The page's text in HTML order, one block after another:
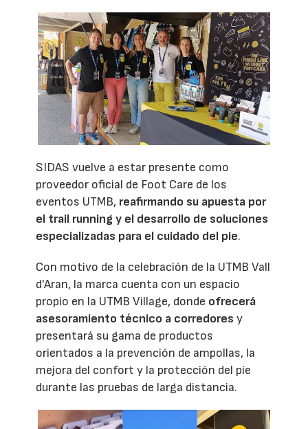
SIDAS vuelve a estar presente como
proveedor oficial de Foot Care de los
eventos UTMB, reafirmando su apuesta por
el trail running y el desarrollo de soluciones
especializadas para el cuidado del pie.
Con motivo de la celebración de la UTMB Vall
d'Aran, la marca cuenta con un espacio
propio en la UTMB Village, donde ofrecerá
asesoramiento técnico a corredores y
presentará su gama de productos
orientados a la prevención de ampollas, la
mejora del confort y la protección del pie
durante las pruebas de larga distancia.